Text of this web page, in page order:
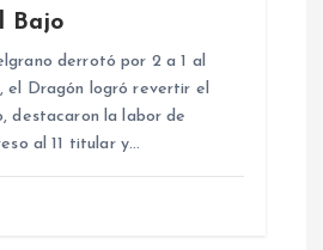
Bajo
derrotó por 2 a 1 al
el Dragón logró revertir el
destacaron la labor de
al 11 titular y…